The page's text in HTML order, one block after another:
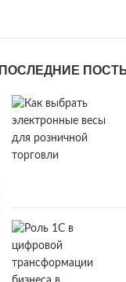
ПОСЛЕДНИЕ